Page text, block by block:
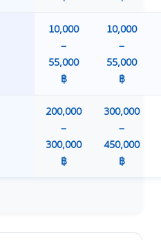
10,000
–
55,000
฿
10,000
–
55,000
฿
200,000
–
300,000
฿
300,000
–
450,000
฿